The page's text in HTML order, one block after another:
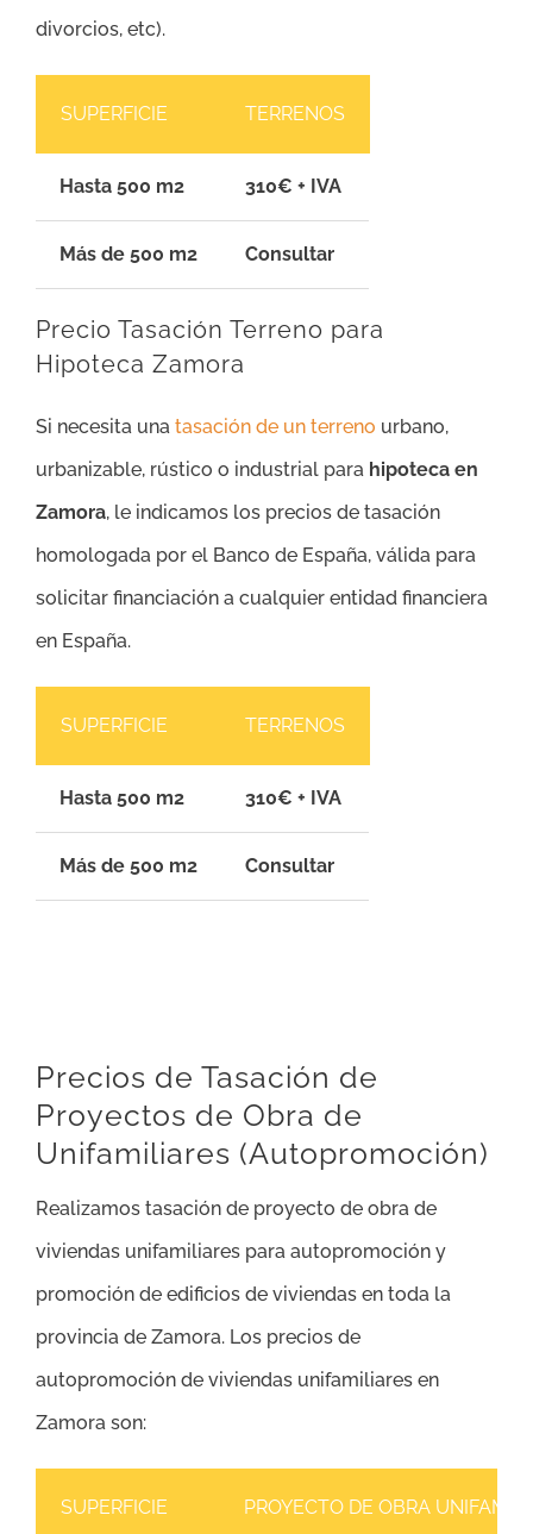
divorcios, etc).
SUPERFICIE TERRENOS
Hasta 500 m2 310€ + IVA
Más de 500 m2 Consultar
Precio Tasación Terreno para
Hipoteca Zamora
Si necesita una tasación de un terreno urbano,
urbanizable, rústico o industrial para hipoteca en
Zamora, le indicamos los precios de tasación
homologada por el Banco de España, válida para
solicitar financiación a cualquier entidad financiera
en España.
SUPERFICIE TERRENOS
Hasta 500 m2 310€ + IVA
Más de 500 m2 Consultar
Precios de Tasación de
Proyectos de Obra de
Unifamiliares (Autopromoción)
Realizamos tasación de proyecto de obra de
viviendas unifamiliares para autopromoción y
promoción de edificios de viviendas en toda la
provincia de Zamora. Los precios de
autopromoción de viviendas unifamiliares en
Zamora son:
SUPERFICIE PROYECTO DE OBRA